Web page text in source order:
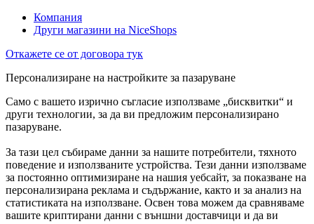
Компания
Други магазини на NiceShops
Откажете се от договора тук
Персонализиране на настройките за пазаруване
Само с вашето изрично съгласие използваме „бисквитки“ и
други технологии, за да ви предложим персонализирано
пазаруване.
За тази цел събираме данни за нашите потребители, тяхното
поведение и използваните устройства. Тези данни използваме
за постоянно оптимизиране на нашия уебсайт, за показване на
персонализирана реклама и съдържание, както и за анализ на
статистиката на използване. Освен това можем да сравняваме
вашите криптирани данни с външни доставчици и да ви